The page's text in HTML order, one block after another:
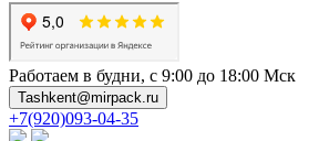
Работаем в будни, с 9:00 до 18:00 Мск
Tashkent@mirpack.ru
+7(920)093-04-35